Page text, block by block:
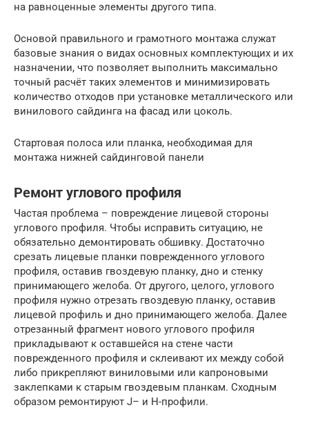
на равноценные элементы другого типа.
Основой правильного и грамотного монтажа служат
базовые знания о видах основных комплектующих и их
назначении, что позволяет выполнить максимально
точный расчёт таких элементов и минимизировать
количество отходов при установке металлического или
винилового сайдинга на фасад или цоколь.
Стартовая полоса или планка, необходимая для
монтажа нижней сайдинговой панели
Ремонт углового профиля
Частая проблема – повреждение лицевой стороны
углового профиля. Чтобы исправить ситуацию, не
обязательно демонтировать обшивку. Достаточно
срезать лицевые планки поврежденного углового
профиля, оставив гвоздевую планку, дно и стенку
принимающего желоба. От другого, целого, углового
профиля нужно отрезать гвоздевую планку, оставив
лицевой профиль и дно принимающего желоба. Далее
отрезанный фрагмент нового углового профиля
прикладывают к оставшейся на стене части
поврежденного профиля и склеивают их между собой
либо прикрепляют виниловыми или капроновыми
заклепками к старым гвоздевым планкам. Сходным
образом ремонтируют J– и Н-профили.